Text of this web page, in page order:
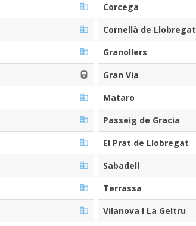
Corcega
Cornellà de Llobregat
Granollers
Gran Via
Mataro
Passeig de Gracia
El Prat de Llobregat
Sabadell
Terrassa
Vilanova I La Geltru